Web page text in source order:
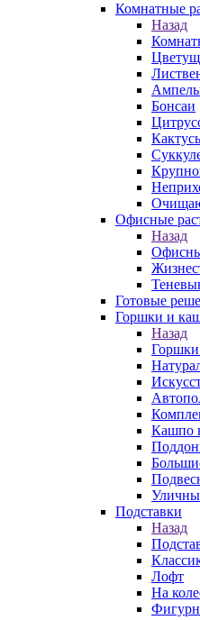
Комнатные
Назад
Бонсаи
Офисные
Назад
Готовые
Горшки и
Назад
Кашпо
Подставки
Назад
Лофт
На